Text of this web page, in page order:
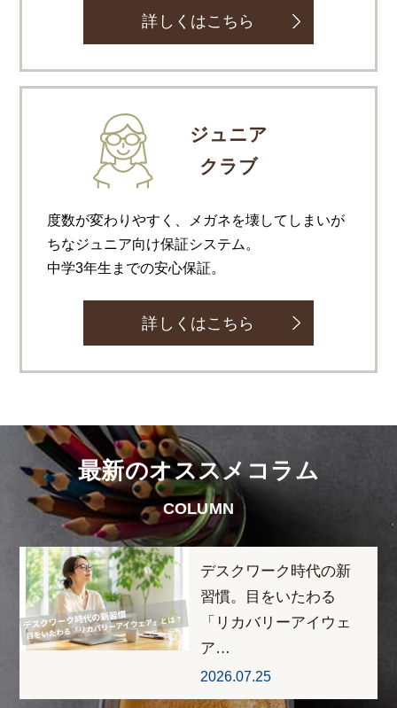
詳しくはこちら
ジュニア
クラブ
度数が変わりやすく、メガネを壊してしまいが
ちなジュニア向け保証システム。
中学3年生までの安心保証。
詳しくはこちら
最新のオススメコラム
COLUMN
デスクワーク時代の新
習慣。目をいたわる
「リカバリーアイウェ
ア…
2026.07.25